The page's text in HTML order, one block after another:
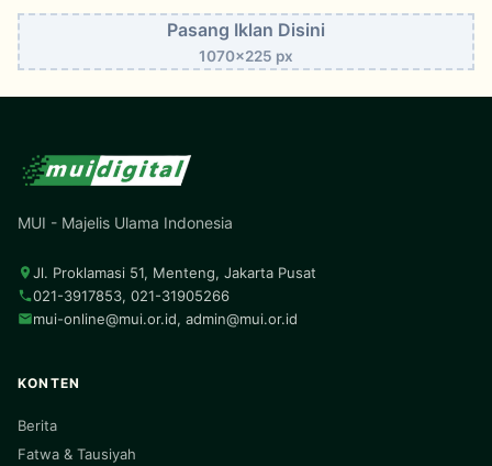
Pasang Iklan Disini
1070x225 px
MUI - Majelis Ulama Indonesia
Jl. Proklamasi 51, Menteng, Jakarta Pusat
021-3917853, 021-31905266
mui-online@mui.or.id, admin@mui.or.id
KONTEN
Berita
Fatwa & Tausiyah